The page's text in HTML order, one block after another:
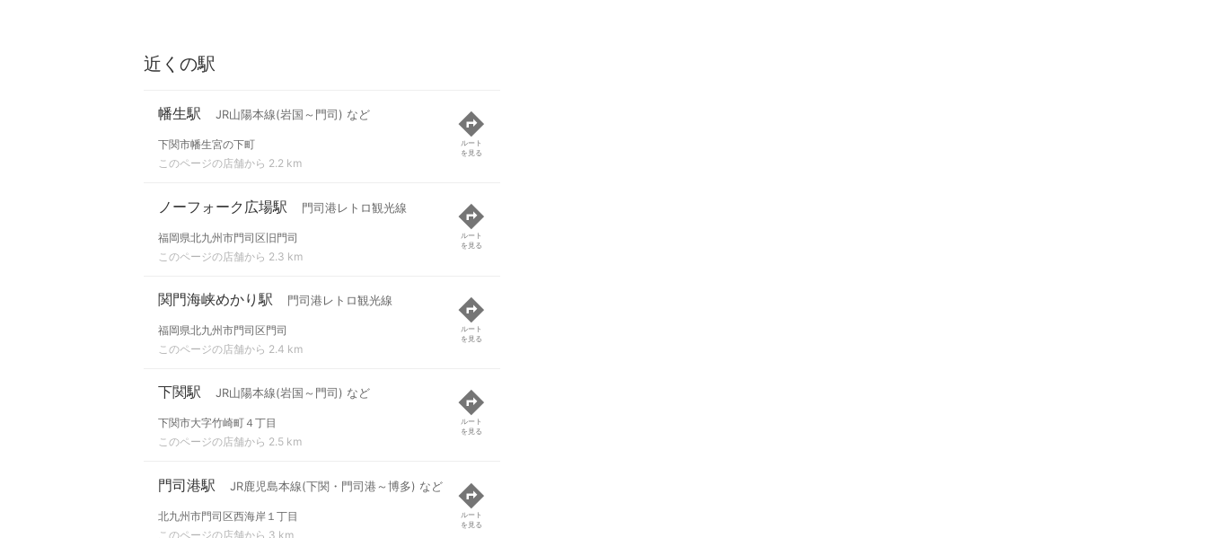
近くの駅
幡生駅 JR山陽本線(岩国～門司) など
下関市幡生宮の下町
このページの店舗から 2.2 km
ルート
を見る
ノーフォーク広場駅 門司港レトロ観光線
福岡県北九州市門司区旧門司
このページの店舗から 2.3 km
ルート
を見る
関門海峡めかり駅 門司港レトロ観光線
福岡県北九州市門司区門司
このページの店舗から 2.4 km
ルート
を見る
下関駅 JR山陽本線(岩国～門司) など
下関市大字竹崎町４丁目
このページの店舗から 2.5 km
ルート
を見る
門司港駅 JR鹿児島本線(下関・門司港～博多) など
北九州市門司区西海岸１丁目
このページの店舗から 3 km
ルート
を見る